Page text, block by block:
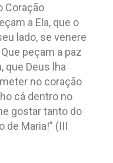
Coração
a Ela, que o
lado, se venere
peçam a paz
que Deus lha
no coração
cá dentro no
gostar tanto do
de Maria!” (III